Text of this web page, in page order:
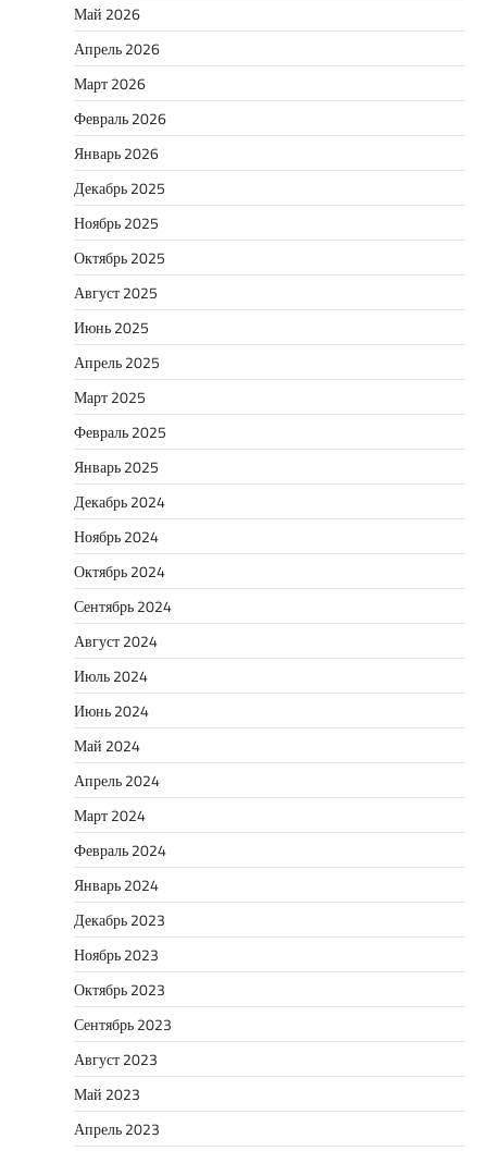
Май 2026
Апрель 2026
Март 2026
Февраль 2026
Январь 2026
Декабрь 2025
Ноябрь 2025
Октябрь 2025
Август 2025
Июнь 2025
Апрель 2025
Март 2025
Февраль 2025
Январь 2025
Декабрь 2024
Ноябрь 2024
Октябрь 2024
Сентябрь 2024
Август 2024
Июль 2024
Июнь 2024
Май 2024
Апрель 2024
Март 2024
Февраль 2024
Январь 2024
Декабрь 2023
Ноябрь 2023
Октябрь 2023
Сентябрь 2023
Август 2023
Май 2023
Апрель 2023